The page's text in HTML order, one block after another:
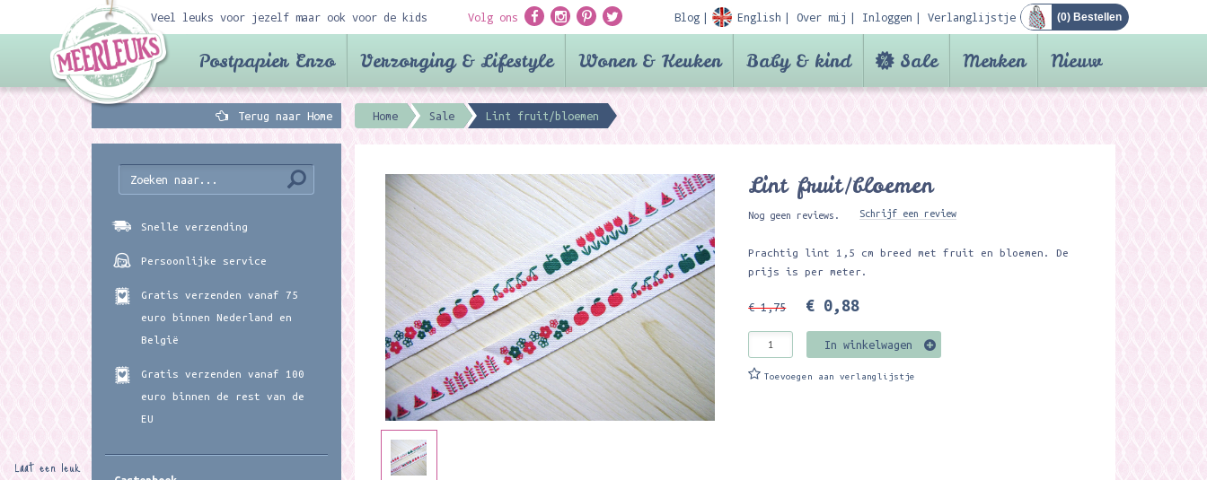
Veel leuks voor jezelf maar ook voor de kids Volg ons Blog English Over mij Inloggen Verlanglijstje (0) Bestellen
Postpapier Enzo Verzorging & Lifestyle Wonen & Keuken Baby & kind Sale Merken Nieuw
Terug naar Home Home Sale Lint fruit/bloemen
Lint fruit/bloemen
Nog geen reviews. Schrijf een review
Prachtig lint 1,5 cm breed met fruit en bloemen. De
prijs is per meter.
€ 1,75 € 0,88
In winkelwagen
Toevoegen aan verlanglijstje
Snelle verzending
Persoonlijke service
Gratis verzenden vanaf 75
euro binnen Nederland en
België
Gratis verzenden vanaf 100
euro binnen de rest van de
EU
Laat een leuk